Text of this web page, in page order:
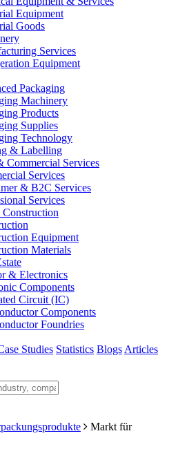
Equipment
Goods
Services
Equipment
Packaging
Machinery
Products
Supplies
Technology
& Labelling
Commercial Services
Services
& B2C Services
Services
Equipment
Materials
& Electronics
Components
Circuit (IC)
Components
Foundries
Studies Statistics Blogs Articles
Markt für